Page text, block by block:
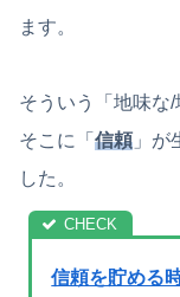
ます。
そういう「地味な/
そこに「 信頼 」
した。
信頼を貯める